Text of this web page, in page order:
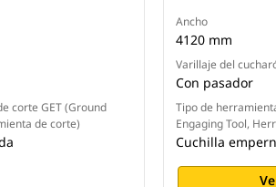
corte GET (Ground
de corte)
Ancho
4120 mm
Varillaje del
Con pasador
Tipo de
Engaging Tool,
Cuchilla